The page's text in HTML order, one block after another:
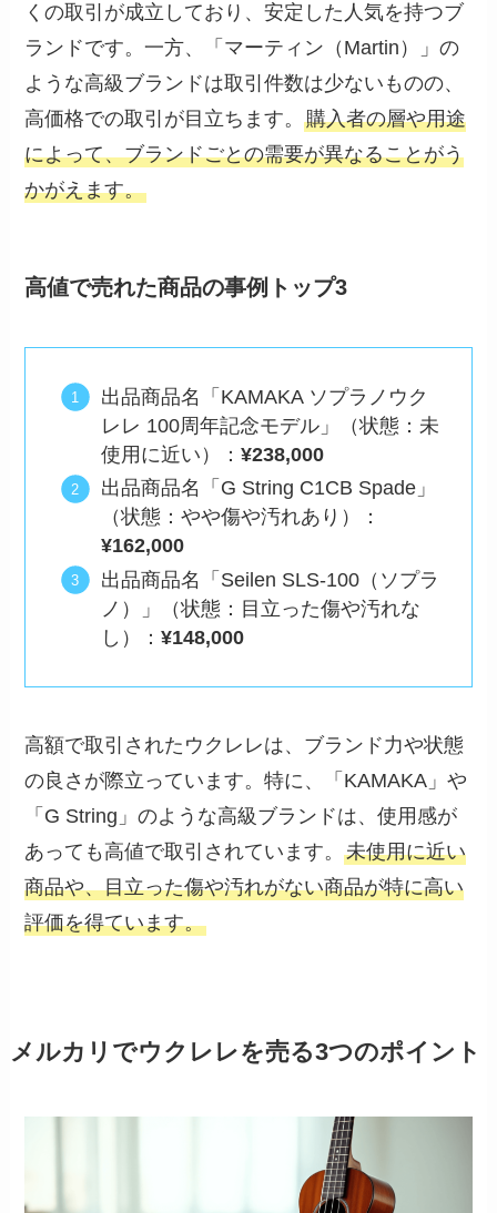
くの取引が成立しており、安定した人気を持つブ
ランドです。一方、「マーティン（Martin）」の
ような高級ブランドは取引件数は少ないものの、
高価格での取引が目立ちます。購入者の層や用途
によって、ブランドごとの需要が異なることがう
かがえます。
高値で売れた商品の事例トップ3
出品商品名「KAMAKA ソプラノウク
レレ 100周年記念モデル」（状態：未
使用に近い）： ¥238,000
出品商品名「G String C1CB Spade」
（状態：やや傷や汚れあり）：
¥162,000
出品商品名「Seilen SLS-100（ソプラ
ノ）」（状態：目立った傷や汚れな
し）： ¥148,000
高額で取引されたウクレレは、ブランド力や状態
の良さが際立っています。特に、「KAMAKA」や
「G String」のような高級ブランドは、使用感が
あっても高値で取引されています。未使用に近い
商品や、目立った傷や汚れがない商品が特に高い
評価を得ています。
メルカリでウクレレを売る3つのポイント